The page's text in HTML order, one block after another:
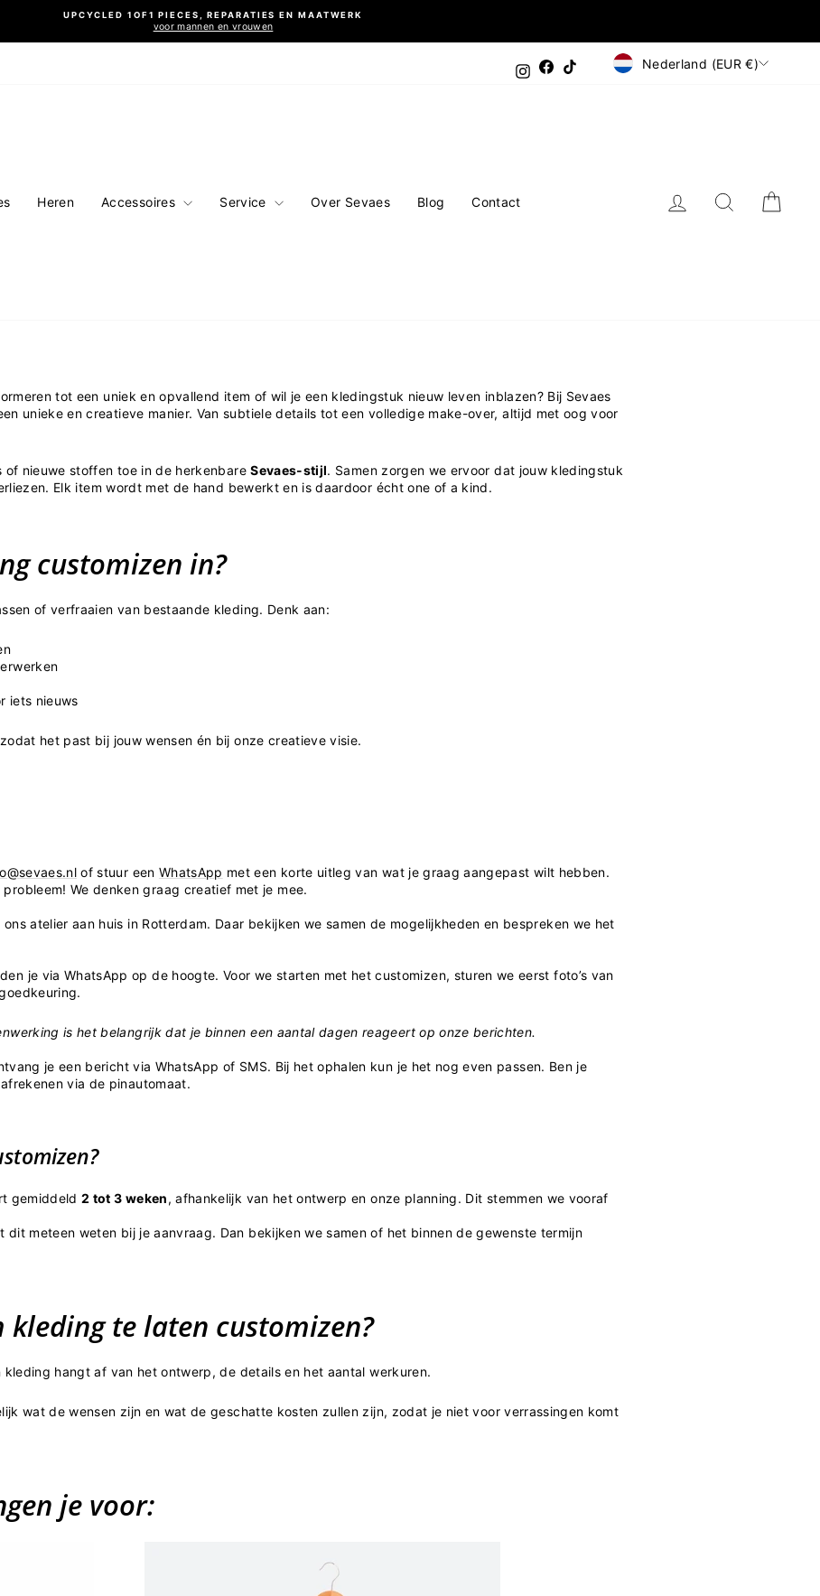
Diavoorstelling
pauzeren
UPCYCLED 1OF1 PIECES, REPARATIES EN MAATWERK
voor mannen en vrouwen
InstagramFacebook
TikTok Valuta
Nederland (EUR €)
Heren Accessoires Service Over Sevaes Blog Contact Inloggen Zoeken
tot een uniek en opvallend item of wil je een kledingstuk nieuw leven inblazen? Bij Sevaes
unieke en creatieve manier. Van subtiele details tot een volledige make-over, altijd met oog voor
of nieuwe stoffen toe in de herkenbareSevaes-stijl. Samen zorgen we ervoor dat jouw kledingstuk
Elk item wordt met de hand bewerkt en is daardoor écht one of a kind.
customizen in?
of verfraaien van bestaande kleding. Denk aan:
iets nieuws
het past bij jouw wensen én bij onze creatieve visie.
of stuur een WhatsApp met een korte uitleg van wat je graag aangepast wilt hebben.
We denken graag creatief met je mee.
atelier aan huis in Rotterdam. Daar bekijken we samen de mogelijkheden en bespreken we het
je via WhatsApp op de hoogte. Voor we starten met het customizen, sturen we eerst foto’s van
is het belangrijk dat je binnen een aantal dagen reageert op onze berichten.
je een bericht via WhatsApp of SMS. Bij het ophalen kun je het nog even passen. Ben je
via de pinautomaat.
gemiddeld2 tot 3 weken, afhankelijk van het ontwerp en onze planning. Dit stemmen we vooraf
dit meteen weten bij je aanvraag. Dan bekijken we samen of het binnen de gewenste termijn
kleding te laten customizen?
hangt af van het ontwerp, de details en het aantal werkuren.
wat de wensen zijn en wat de geschatte kosten zullen zijn, zodat je niet voor verrassingen komt
je voor: